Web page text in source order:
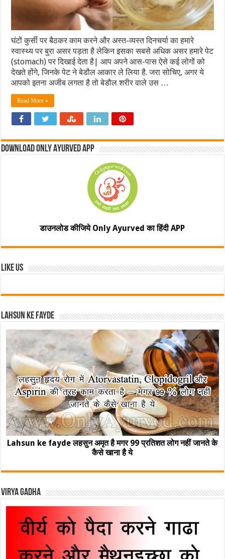
घंटों कुर्सी पर बैठकर काम करने और अस्त-व्यस्त दिनचर्या का हमारे
स्वास्थ्य पर बुरा असर पड़ता है लेकिन इसका सबसे अधिक असर हमारे पेट
(stomach) पर दिखाई देता है| आप अपने आस-पास ऐसे कई लोगों को
देखते होंगे, जिनके पेट ने बेडौल आकार ले लिया है. जरा सोचिए, अगर ये
आपको इतना अजीब लगता है तो बेडौल शरीर वाले उस …
Read More »
Download Only Ayurved App
डाउनलोड कीजिये Only Ayurved का हिंदी APP
Like Us
Lahsun ke fayde
Lahsun ke fayde लहसुन अमृत है मगर 99 प्रतिशत लोग नहीं जानते के
कैसे खाना है ये
Virya Gadha